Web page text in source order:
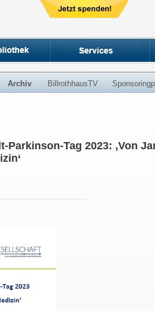
Archiv BillrothhausTV
Parkinson-Tag 2023: ‚Von